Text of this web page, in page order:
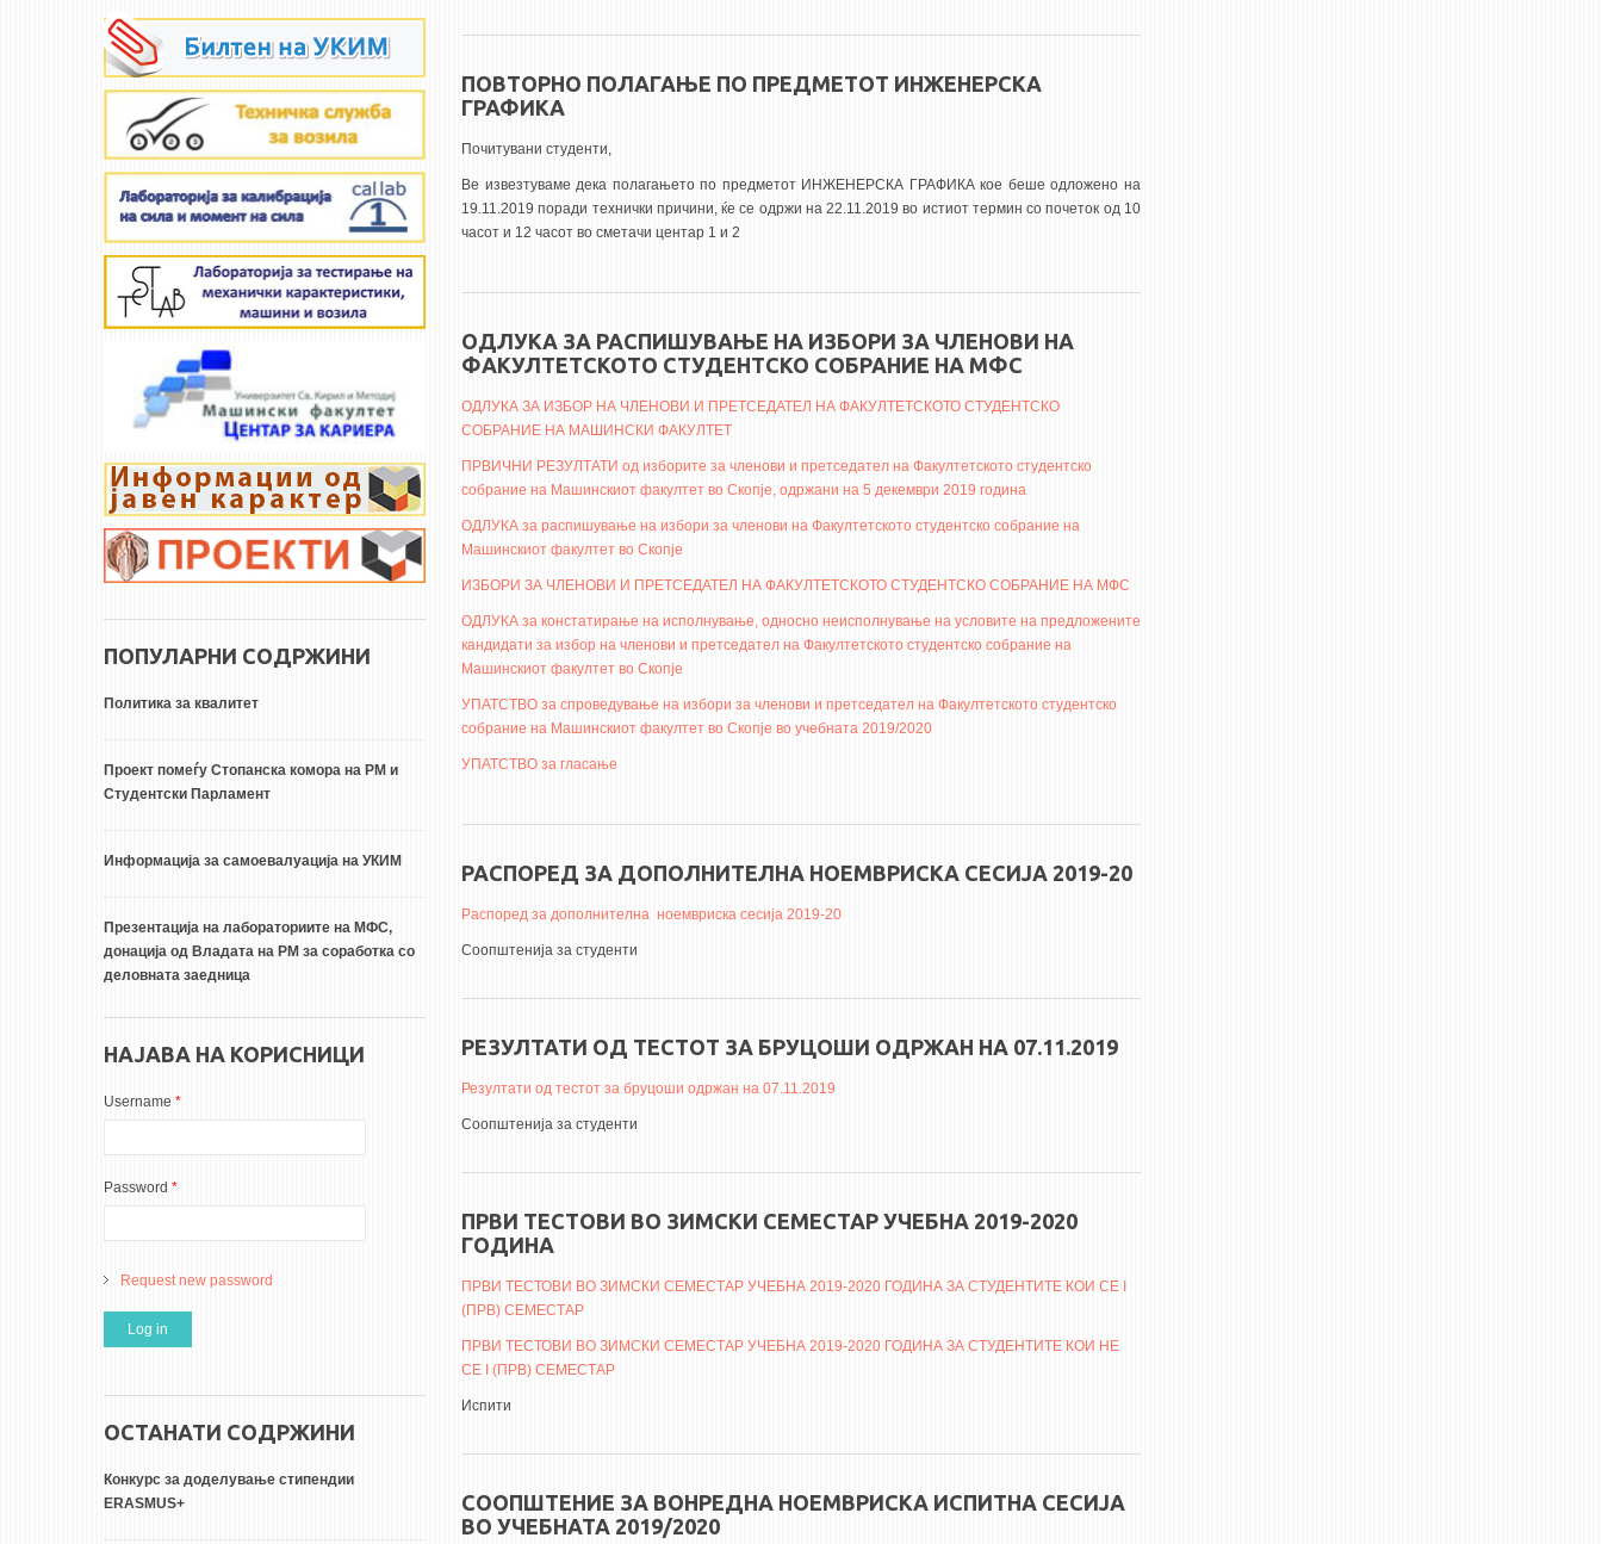
ПОПУЛАРНИ СОДРЖИНИ
Политика за квалитет
Проект помеѓу Стопанска комора на РМ и
Студентски Парламент
Информација за самоевалуација на УКИМ
Презентација на лабораториите на МФС,
донација од Владата на РМ за соработка со
деловната заедница
НАЈАВА НА КОРИСНИЦИ
Username *
Password *
Request new password
ОСТАНАТИ СОДРЖИНИ
Конкурс за доделување стипендии
ERASMUS+
ПОВТОРНО ПОЛАГАЊЕ ПО ПРЕДМЕТОТ ИНЖЕНЕРСКА
ГРАФИКА
Почитувани студенти,
Ве извезтуваме дека полагањето по предметот ИНЖЕНЕРСКА ГРАФИКА кое беше одложено на
19.11.2019 поради технички причини, ќе се одржи на 22.11.2019 во истиот термин со почеток од 10
часот и 12 часот во сметачи центар 1 и 2
ОДЛУКА ЗА РАСПИШУВАЊЕ НА ИЗБОРИ ЗА ЧЛЕНОВИ НА
ФАКУЛТЕТСКОТО СТУДЕНТСКО СОБРАНИЕ НА МФС
ОДЛУКА ЗА ИЗБОР НА ЧЛЕНОВИ И ПРЕТСЕДАТЕЛ НА ФАКУЛТЕТСКОТО СТУДЕНТСКО
СОБРАНИЕ НА МАШИНСКИ ФАКУЛТЕТ
ПРВИЧНИ РЕЗУЛТАТИ од изборите за членови и претседател на Факултетското студентско
собрание на Машинскиот факултет во Скопје, одржани на 5 декември 2019 година
ОДЛУКА за распишување на избори за членови на Факултетското студентско собрание на
Машинскиот факултет во Скопје
ИЗБОРИ ЗА ЧЛЕНОВИ И ПРЕТСЕДАТЕЛ НА ФАКУЛТЕТСКОТО СТУДЕНТСКО СОБРАНИЕ НА МФС
ОДЛУКА за констатирање на исполнување, односно неисполнување на условите на предложените
кандидати за избор на членови и претседател на Факултетското студентско собрание на
Машинскиот факултет во Скопје
УПАТСТВО за спроведување на избори за членови и претседател на Факултетското студентско
собрание на Машинскиот факултет во Скопје во учебната 2019/2020
УПАТСТВО за гласање
РАСПОРЕД ЗА ДОПОЛНИТЕЛНА НОЕМВРИСКА СЕСИЈА 2019-20
Распоред за дополнителна ноемвриска сесија 2019-20
Соопштенија за студенти
РЕЗУЛТАТИ ОД ТЕСТОТ ЗА БРУЦОШИ ОДРЖАН НА 07.11.2019
Резултати од тестот за бруцоши одржан на 07.11.2019
Соопштенија за студенти
ПРВИ ТЕСТОВИ ВО ЗИМСКИ СЕМЕСТАР УЧЕБНА 2019-2020
ГОДИНА
ПРВИ ТЕСТОВИ ВО ЗИМСКИ СЕМЕСТАР УЧЕБНА 2019-2020 ГОДИНА ЗА СТУДЕНТИТЕ КОИ СЕ I
(ПРВ) СЕМЕСТАР
ПРВИ ТЕСТОВИ ВО ЗИМСКИ СЕМЕСТАР УЧЕБНА 2019-2020 ГОДИНА ЗА СТУДЕНТИТЕ КОИ НЕ
СЕ I (ПРВ) СЕМЕСТАР
Испити
СООПШТЕНИЕ ЗА ВОНРЕДНА НОЕМВРИСКА ИСПИТНА СЕСИЈА
ВО УЧЕБНАТА 2019/2020